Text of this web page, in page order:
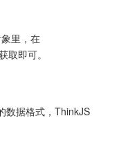
里，在
取即可。
数据格式，ThinkJS